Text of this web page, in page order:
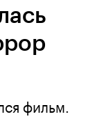
фильм.